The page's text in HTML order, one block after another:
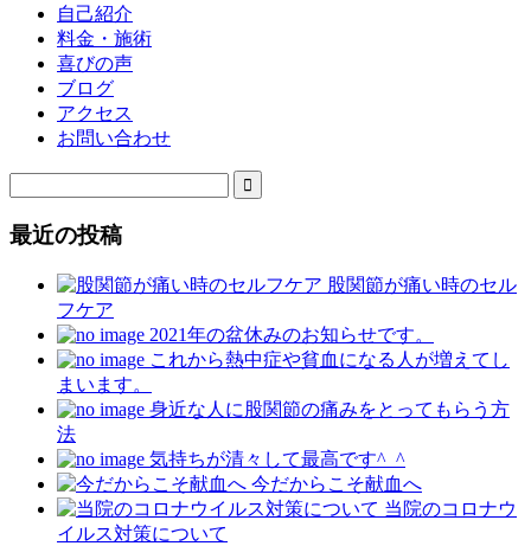
自己紹介
料金・施術
喜びの声
ブログ
アクセス
お問い合わせ

最近の投稿
股関節が痛い時のセル
フケア
2021年の盆休みのお知らせです。
これから熱中症や貧血になる人が増えてし
まいます。
身近な人に股関節の痛みをとってもらう方
法
気持ちが清々して最高です^_^
今だからこそ献血へ
当院のコロナウ
イルス対策について